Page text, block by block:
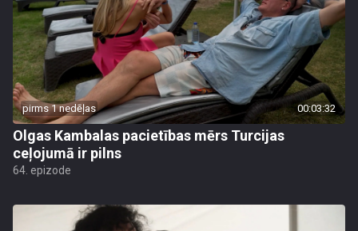
pirms 1 nedēļas 00:03:32
Olgas Kambalas pacietības mērs Turcijas
ceļojumā ir pilns
64. epizode